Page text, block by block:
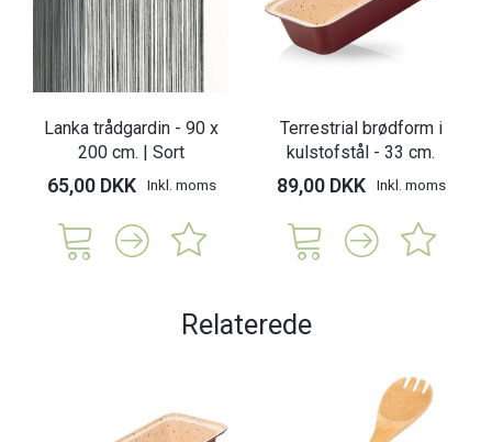
Lanka trådgardin - 90 x
200 cm. | Sort
65,00 DKK Inkl. moms
Terrestrial brødform i
kulstofstål - 33 cm.
89,00 DKK Inkl. moms
Relaterede